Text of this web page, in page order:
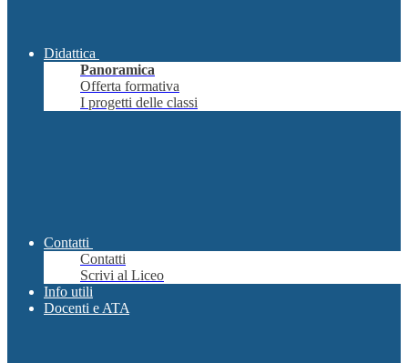
Didattica
Panoramica
Offerta formativa
I progetti delle classi
Contatti
Contatti
Scrivi al Liceo
Info utili
Docenti e ATA